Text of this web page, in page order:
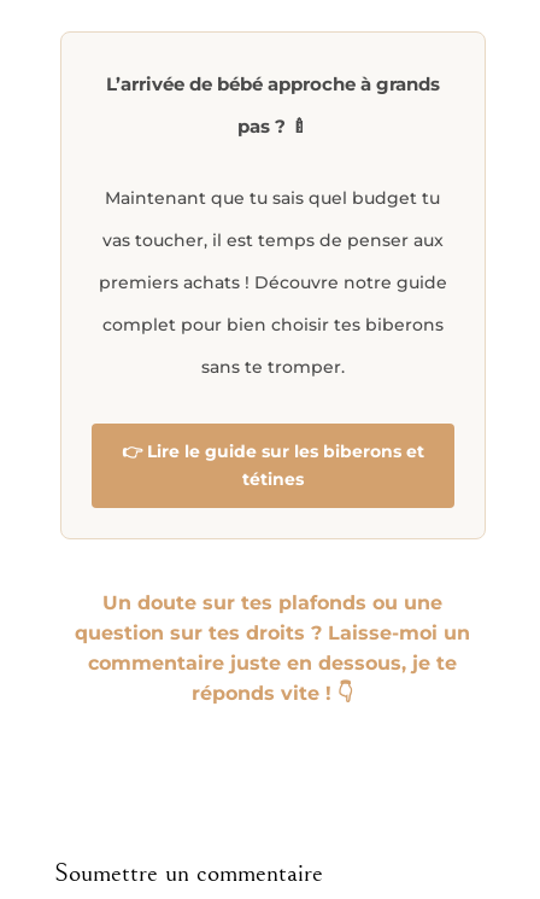
L’arrivée de bébé approche à grands
pas ? 🍼
Maintenant que tu sais quel budget tu
vas toucher, il est temps de penser aux
premiers achats ! Découvre notre guide
complet pour bien choisir tes biberons
sans te tromper.
👉 Lire le guide sur les biberons et
tétines
Un doute sur tes plafonds ou une
question sur tes droits ? Laisse-moi un
commentaire juste en dessous, je te
réponds vite ! 👇
Soumettre un commentaire